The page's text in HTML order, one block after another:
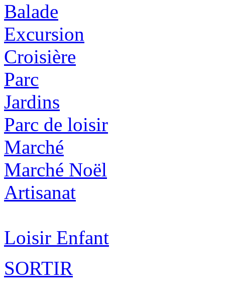
Balade
Excursion
Croisière
Parc
Jardins
Parc de loisir
Marché
Marché Noël
Artisanat
Loisir Enfant
SORTIR